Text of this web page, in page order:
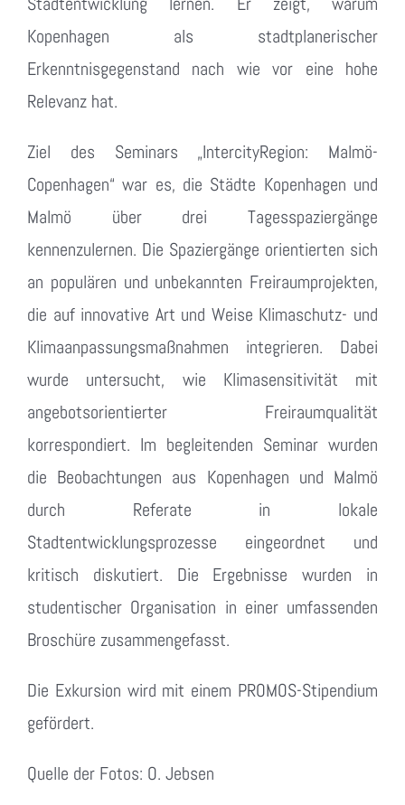
Kopenhagen als stadtplanerischer
Erkenntnisgegenstand nach wie vor eine hohe
Relevanz hat.
Ziel des Seminars „IntercityRegion: Malmö-
Copenhagen“ war es, die Städte Kopenhagen und
Malmö über drei Tagesspaziergänge
kennenzulernen. Die Spaziergänge orientierten sich
an populären und unbekannten Freiraumprojekten,
die auf innovative Art und Weise Klimaschutz- und
Klimaanpassungsmaßnahmen integrieren. Dabei
wurde untersucht, wie Klimasensitivität mit
angebotsorientierter Freiraumqualität
korrespondiert. Im begleitenden Seminar wurden
die Beobachtungen aus Kopenhagen und Malmö
durch Referate in lokale
Stadtentwicklungsprozesse eingeordnet und
kritisch diskutiert. Die Ergebnisse wurden in
studentischer Organisation in einer umfassenden
Broschüre zusammengefasst.
Die Exkursion wird mit einem PROMOS-Stipendium
gefördert.
Quelle der Fotos: O. Jebsen